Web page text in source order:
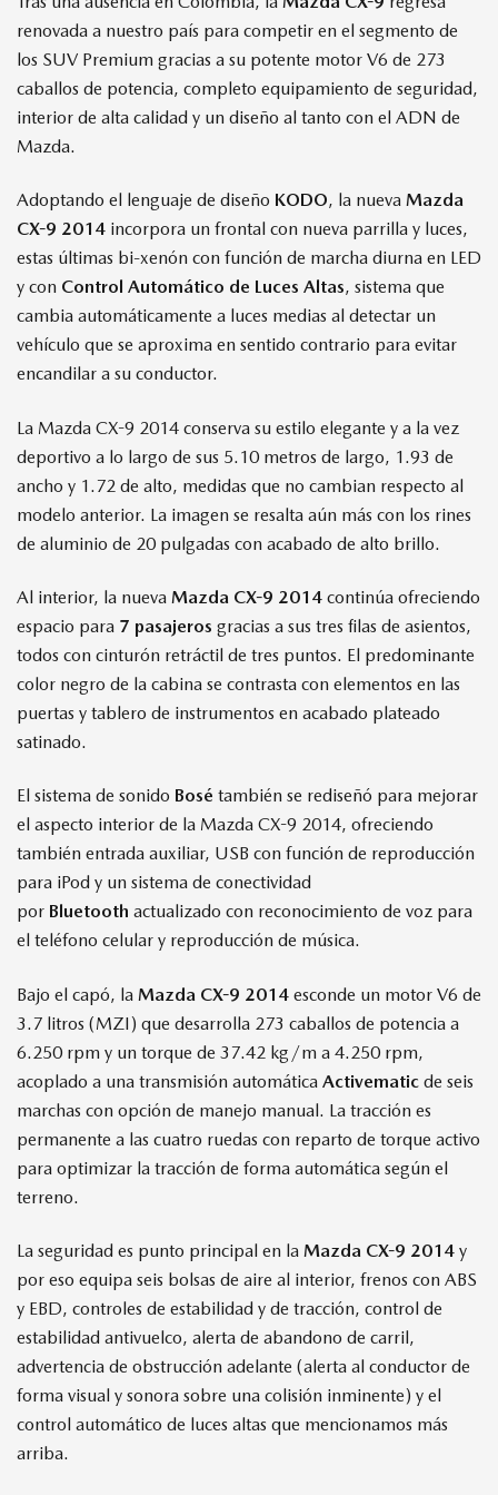
renovada a nuestro país para competir en el segmento de
los SUV Premium gracias a su potente motor V6 de 273
caballos de potencia, completo equipamiento de seguridad,
interior de alta calidad y un diseño al tanto con el ADN de
Mazda.
Adoptando el lenguaje de diseño KODO, la nueva Mazda
CX-9 2014 incorpora un frontal con nueva parrilla y luces,
estas últimas bi-xenón con función de marcha diurna en LED
y con Control Automático de Luces Altas, sistema que
cambia automáticamente a luces medias al detectar un
vehículo que se aproxima en sentido contrario para evitar
encandilar a su conductor.
La Mazda CX-9 2014 conserva su estilo elegante y a la vez
deportivo a lo largo de sus 5.10 metros de largo, 1.93 de
ancho y 1.72 de alto, medidas que no cambian respecto al
modelo anterior. La imagen se resalta aún más con los rines
de aluminio de 20 pulgadas con acabado de alto brillo.
Al interior, la nueva Mazda CX-9 2014 continúa ofreciendo
espacio para 7 pasajeros gracias a sus tres filas de asientos,
todos con cinturón retráctil de tres puntos. El predominante
color negro de la cabina se contrasta con elementos en las
puertas y tablero de instrumentos en acabado plateado
satinado.
El sistema de sonido Bosé también se rediseñó para mejorar
el aspecto interior de la Mazda CX-9 2014, ofreciendo
también entrada auxiliar, USB con función de reproducción
para iPod y un sistema de conectividad
por Bluetooth actualizado con reconocimiento de voz para
el teléfono celular y reproducción de música.
Bajo el capó, la Mazda CX-9 2014 esconde un motor V6 de
3.7 litros (MZI) que desarrolla 273 caballos de potencia a
6.250 rpm y un torque de 37.42 kg/m a 4.250 rpm,
acoplado a una transmisión automática Activematic de seis
marchas con opción de manejo manual. La tracción es
permanente a las cuatro ruedas con reparto de torque activo
para optimizar la tracción de forma automática según el
terreno.
La seguridad es punto principal en la Mazda CX-9 2014 y
por eso equipa seis bolsas de aire al interior, frenos con ABS
y EBD, controles de estabilidad y de tracción, control de
estabilidad antivuelco, alerta de abandono de carril,
advertencia de obstrucción adelante (alerta al conductor de
forma visual y sonora sobre una colisión inminente) y el
control automático de luces altas que mencionamos más
arriba.